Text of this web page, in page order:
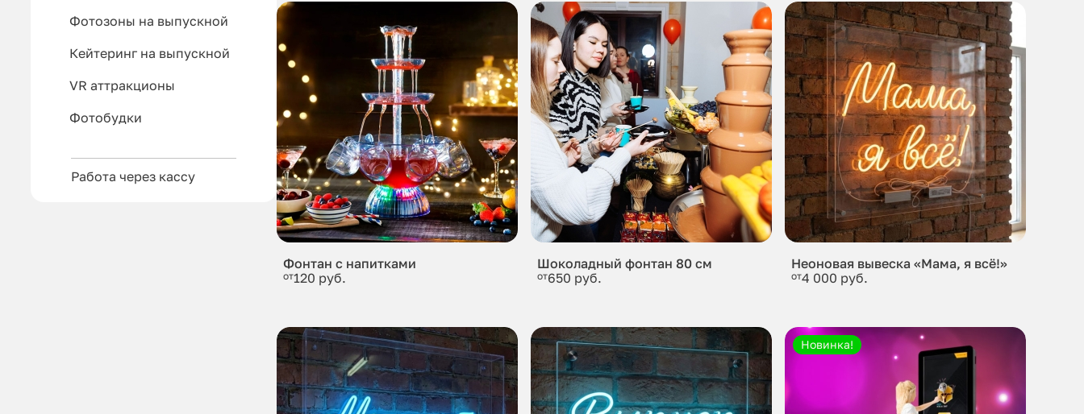
Фотозоны на выпускной
Кейтеринг на выпускной
VR аттракционы
Фотобудки
Работа через кассу
Фонтан с напитками
от120 руб.
Шоколадный фонтан 80 см
от650 руб.
Неоновая вывеска «Мама, я всё!»
от4 000 руб.
Новинка!